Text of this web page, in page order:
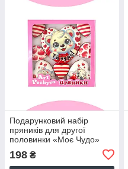
Подарунковий набір
пряників для другої
половинки «Моє Чудо»
198 ₴